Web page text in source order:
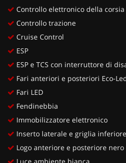
Controllo elettronico della corsia
Controllo trazione
Cruise Control
ESP
ESP e TCS con interruttore di
Fari anteriori e posteriori Eco-
Fari LED
Fendinebbia
Immobilizzatore elettronico
Inserto laterale e griglia
Logo anteriore e posteriore nero
Luce ambiente bianca